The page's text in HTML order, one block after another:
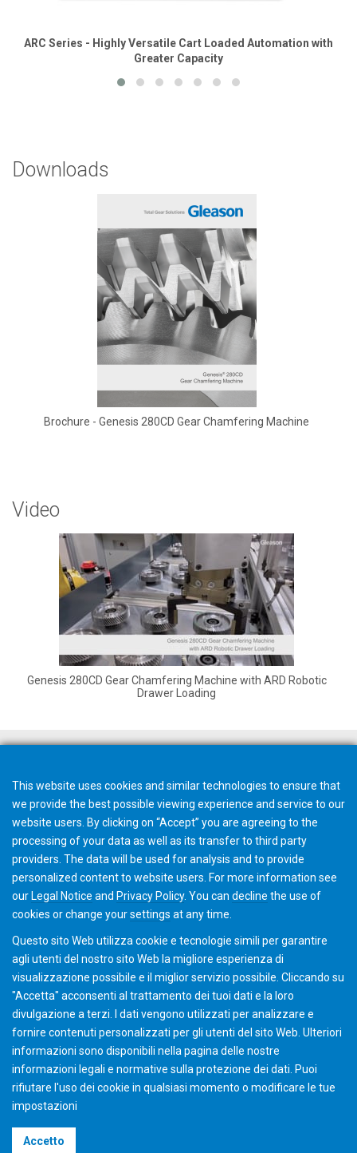
ARC Series - Highly Versatile Cart Loaded Automation with
Greater Capacity
Downloads
Brochure - Genesis 280CD Gear Chamfering Machine
Video
Genesis 280CD Gear Chamfering Machine with ARD Robotic
Drawer Loading
Preventivo rapido
Inviateci una email
Condizioni di vendita
This website uses cookies and similar technologies to ensure that
we provide the best possible viewing experience and service to our
website users. By clicking on “Accept” you are agreeing to the
processing of your data as well as its transfer to third party
providers. The data will be used for analysis and to provide
personalized content to website users. For more information see
our Legal Notice and Privacy Policy. You can decline the use of
cookies or change yoursettings at any time.
Questo sito Web utilizza cookie e tecnologie simili per garantire
agli utenti del nostro sito Web la migliore esperienza di
visualizzazione possibile e il miglior servizio possibile. Cliccando su
"Accetta" acconsenti al ​​trattamento dei tuoi dati e la loro
divulgazione a terzi. I dati vengono utilizzati per analizzare e
fornire contenuti personalizzati per gli utenti del sito Web. Ulteriori
informazioni sono disponibili nella pagina delle nostre
informazioni legali e normative sulla protezione dei dati. Puoi
rifiutare l'uso dei cookie in qualsiasi momento o modificare le tue
impostazioni
Accetto